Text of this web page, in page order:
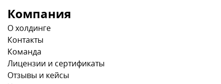
Компания
О холдинге
Контакты
Команда
Лицензии и сертификаты
Отзывы и кейсы